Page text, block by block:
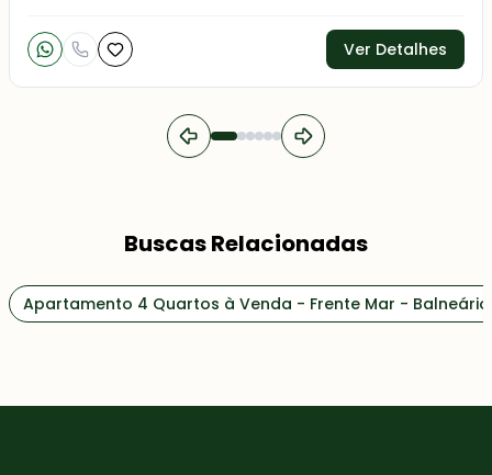
Ver Detalhes
Buscas Relacionadas
Apartamento 4 Quartos à Venda - Frente Mar -